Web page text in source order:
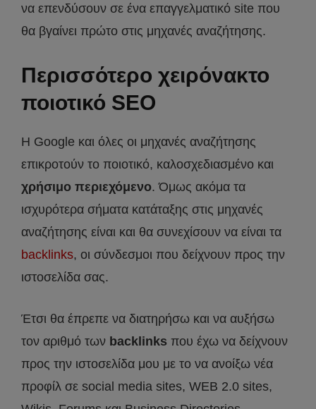
να επενδύσουν σε ένα επαγγελματικό site που
θα βγαίνει πρώτο στις μηχανές αναζήτησης.
Περισσότερο χειρόνακτο
ποιοτικό SEO
Η Google και όλες οι μηχανές αναζήτησης
επικροτούν το ποιοτικό, καλοσχεδιασμένο και
χρήσιμο περιεχόμενο. Όμως ακόμα τα
ισχυρότερα σήματα κατάταξης στις μηχανές
αναζήτησης είναι και θα συνεχίσουν να είναι τα
backlinks, οι σύνδεσμοι που δείχνουν προς την
ιστοσελίδα σας.
Έτσι θα έπρεπε να διατηρήσω και να αυξήσω
τον αριθμό των backlinks που έχω να δείχνουν
προς την ιστοσελίδα μου με το να ανοίξω νέα
προφίλ σε social media sites, WEB 2.0 sites,